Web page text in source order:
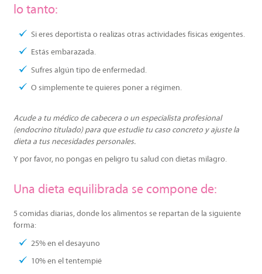
lo tanto:
Si eres deportista o realizas otras actividades físicas exigentes.
Estás embarazada.
Sufres algún tipo de enfermedad.
O simplemente te quieres poner a régimen.
Acude a tu médico de cabecera o un especialista profesional
(endocrino titulado) para que estudie tu caso concreto y ajuste la
dieta a tus necesidades personales.
Y por favor, no pongas en peligro tu salud con dietas milagro.
Una dieta equilibrada se compone de:
5 comidas diarias, donde los alimentos se repartan de la siguiente
forma:
25% en el desayuno
10% en el tentempié